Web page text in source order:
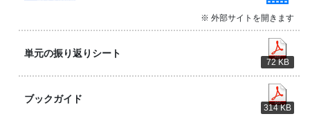
※ 外部サイトを開きます
単元の振り返りシート
72 KB
ブックガイド
314 KB